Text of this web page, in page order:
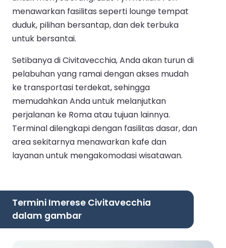
menawarkan fasilitas seperti lounge tempat
duduk, pilihan bersantap, dan dek terbuka
untuk bersantai.
Setibanya di Civitavecchia, Anda akan turun di
pelabuhan yang ramai dengan akses mudah
ke transportasi terdekat, sehingga
memudahkan Anda untuk melanjutkan
perjalanan ke Roma atau tujuan lainnya.
Terminal dilengkapi dengan fasilitas dasar, dan
area sekitarnya menawarkan kafe dan
layanan untuk mengakomodasi wisatawan.
Termini Imerese Civitavecchia
dalam gambar